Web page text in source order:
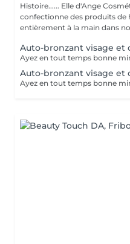
Histoire...... Elle d'Ange Cosmétiques Naturels et Savonnerie
confectionne des produits de
entièrement à la main dans
Auto-bronzant visage et
Auto-bronzant visage et